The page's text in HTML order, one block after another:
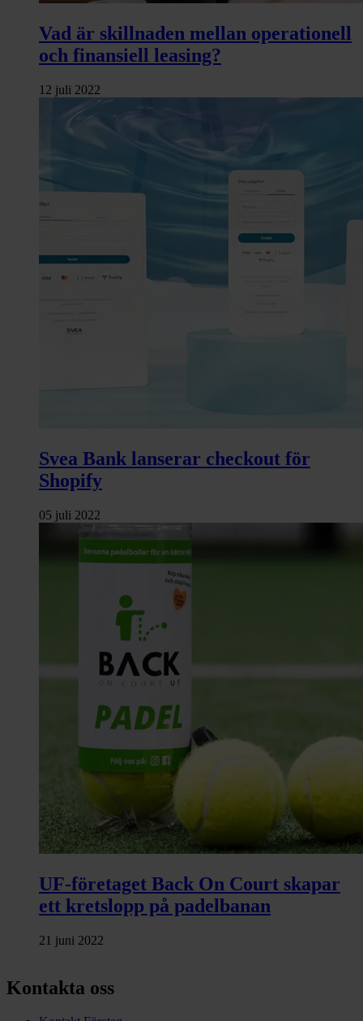
Vad är skillnaden mellan operationell
och finansiell leasing?
12 juli 2022
Svea Bank lanserar checkout för
Shopify
05 juli 2022
UF-företaget Back On Court skapar
ett kretslopp på padelbanan
21 juni 2022
Kontakta oss